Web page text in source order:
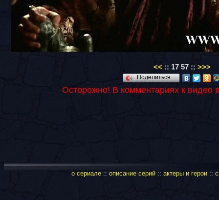
<< :: 17 57 :: >>>
Поделиться…
Осторожно! В комментариях к видео
о сериале:: описание серий:: актеры и герои::